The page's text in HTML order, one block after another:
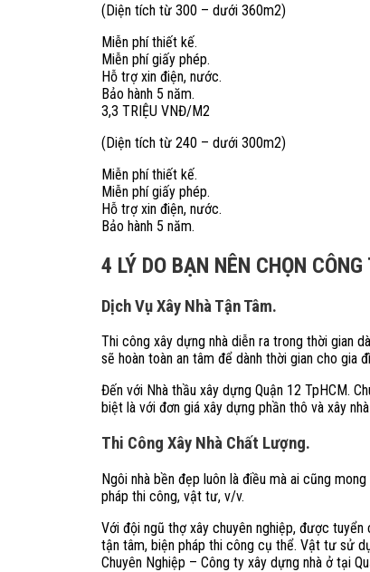
(Diện tích từ 300 – dưới 360m2)
Miễn phí thiết kế.
Miễn phí giấy phép.
Hỗ trợ xin điện, nước.
Bảo hành 5 năm.
3,3 TRIỆU VNĐ/M2
(Diện tích từ 240 – dưới 300m2)
Miễn phí thiết kế.
Miễn phí giấy phép.
Hỗ trợ xin điện, nước.
Bảo hành 5 năm.
4 LÝ DO BẠN NÊN CHỌN
Dịch Vụ Xây Nhà Tận Tâm.
Thi công xây dựng nhà diễn ra trong thời gian
sẽ hoàn toàn an tâm để dành thời gian cho gia
Đến với Nhà thầu xây dựng Quận 12 TpHCM.
biệt là với đơn giá xây dựng phần thô và xây
Thi Công Xây Nhà Chất Lượng.
Ngôi nhà bền đẹp luôn là điều mà ai cũng
pháp thi công, vật tư, v/v.
Với đội ngũ thợ xây chuyên nghiệp, được
tận tâm, biện pháp thi công cụ thể. Vật tư sử
Chuyên Nghiệp – Công ty xây dựng nhà ở tại